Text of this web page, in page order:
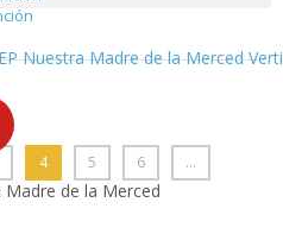
4 5 6
…
de la Merced